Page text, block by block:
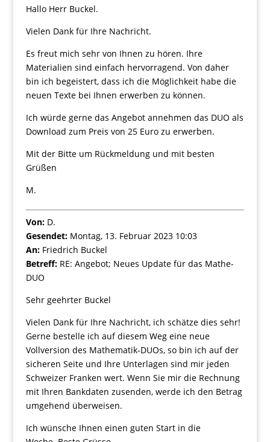
Hallo Herr Buckel.
Vielen Dank für Ihre Nachricht.
Es freut mich sehr von Ihnen zu hören. Ihre
Materialien sind einfach hervorragend. Von daher
bin ich begeistert, dass ich die Möglichkeit habe die
neuen Texte bei Ihnen erwerben zu können.
Ich würde gerne das Angebot annehmen das DUO als
Download zum Preis von 25 Euro zu erwerben.
Mit der Bitte um Rückmeldung und mit besten
Grüßen
M.
Von:D.
Gesendet:Montag, 13. Februar 2023 10:03
An:Friedrich Buckel
Betreff:RE: Angebot; Neues Update für das Mathe-
DUO
Sehr geehrter Buckel
Vielen Dank für Ihre Nachricht, ich schätze dies sehr!
Gerne bestelle ich auf diesem Weg eine neue
Vollversion des Mathematik-DUOs, so bin ich auf der
sicheren Seite und Ihre Unterlagen sind mir jeden
Schweizer Franken wert. Wenn Sie mir die Rechnung
mit Ihren Bankdaten zusenden, werde ich den Betrag
umgehend überweisen.
Ich wünsche Ihnen einen guten Start in die